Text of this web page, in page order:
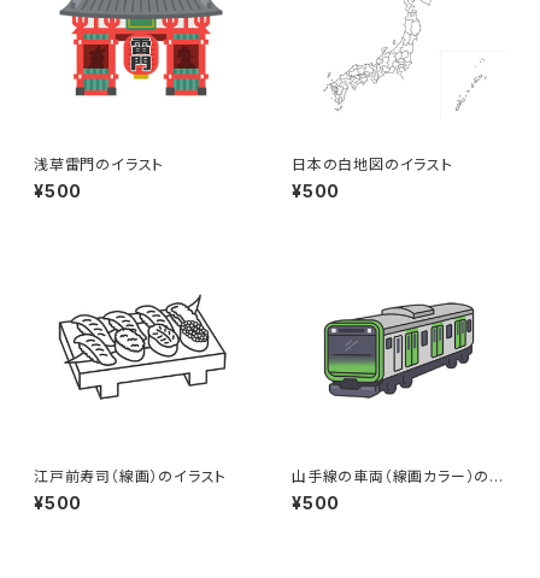
浅草雷門のイラスト
¥500
日本の白地図のイラスト
¥500
江戸前寿司（線画）のイラスト
¥500
山手線の車両（線画カラー）のイ
ラスト
¥500